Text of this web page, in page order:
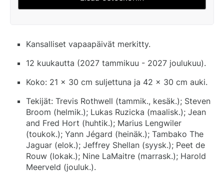
Kansalliset vapaapäivät merkitty.
12 kuukautta (2027 tammikuu - 2027 joulukuu).
Koko: 21 x 30 cm suljettuna ja 42 x 30 cm auki.
Tekijät: Trevis Rothwell (tammik., kesäk.); Steven
Broom (helmik.); Lukas Ruzicka (maalisk.); Jean
and Fred Hort (huhtik.); Marius Lengwiler
(toukok.); Yann Jégard (heinäk.); Tambako The
Jaguar (elok.); Jeffrey Shellan (syysk.); Peet de
Rouw (lokak.); Nine LaMaitre (marrask.); Harold
Meerveld (jouluk.).